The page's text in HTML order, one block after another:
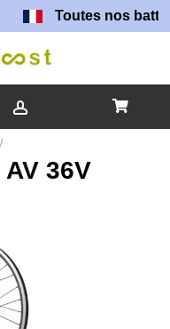
nos batteries
36V